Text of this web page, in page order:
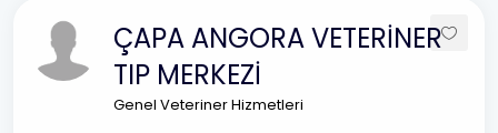
ÇAPA ANGORA VETERİNER
TIP MERKEZİ
Genel Veteriner Hizmetleri